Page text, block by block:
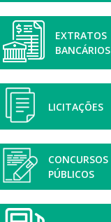
EXTRATOS
BANCÁRIOS
LICITAÇÕES
CONCURSOS
PÚBLICOS